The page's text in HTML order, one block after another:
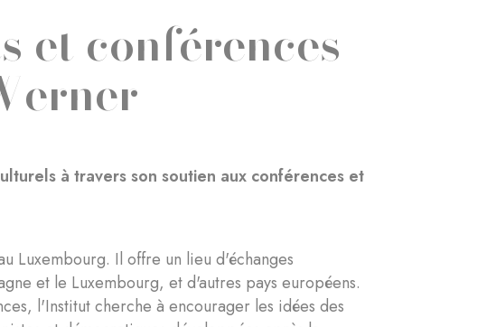
et conférences
à travers son soutien aux conférences et
Luxembourg. Il offre un lieu d'échanges
et le Luxembourg, et d'autres pays européens.
l'Institut cherche à encourager les idées des